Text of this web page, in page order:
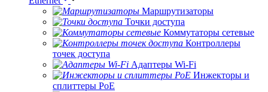
Маршрутизаторы
Точки доступа
Коммутаторы сетевые
Контроллеры
точек доступа
Адаптеры Wi-Fi
Инжекторы и
сплиттеры РоЕ